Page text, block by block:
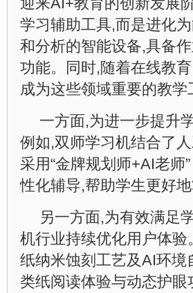
学习辅助工具,而是进化
和分析的智能设备,具备
功能。同时,随着在线教
成为这些领域重要的教学
一方面,为进一步提升
例如,双师学习机结合了
采用“金牌规划师+AI老
性化辅导,帮助学生更好
另一方面,为有效满足
机行业持续优化用户体
纸纳米蚀刻工艺及AI环
类纸阅读体验与动态护